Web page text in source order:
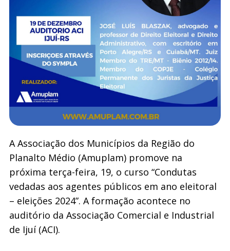
A Associação dos Municípios da Região do
Planalto Médio (Amuplam) promove na
próxima terça-feira, 19, o curso “Condutas
vedadas aos agentes públicos em ano eleitoral
– eleições 2024”. A formação acontece no
auditório da Associação Comercial e Industrial
de Ijuí (ACI).